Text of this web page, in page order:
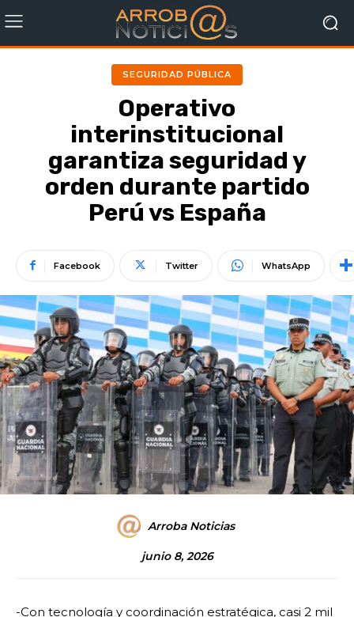
SEGURIDAD PÚBLICA
Operativo
interinstitucional
garantiza seguridad y
orden durante partido
Perú vs España
Facebook Twitter WhatsApp
Arroba Noticias
junio 8, 2026
-Con tecnología y coordinación estratégica, casi 2 mil